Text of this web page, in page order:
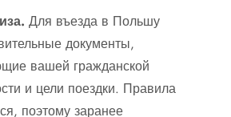
Для въезда в Польшу
документы,
вашей гражданской
и цели поездки. Правила
поэтому заранее